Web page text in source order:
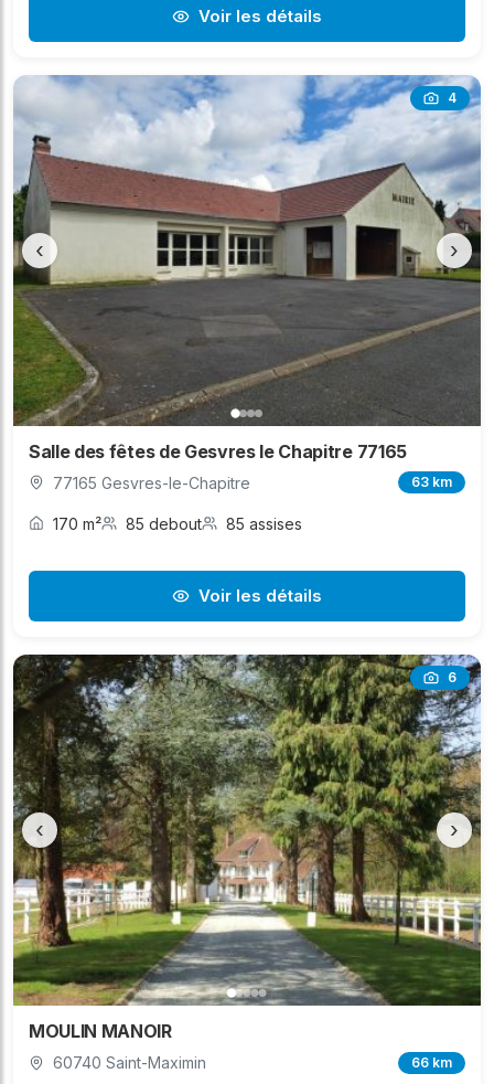
Voir les détails
4
‹ ›
Salle des fêtes de Gesvres le Chapitre 77165
77165 Gesvres-le-Chapitre 63 km
170 m² 85 debout 85 assises
Voir les détails
6
‹ ›
MOULIN MANOIR
60740 Saint-Maximin 66 km